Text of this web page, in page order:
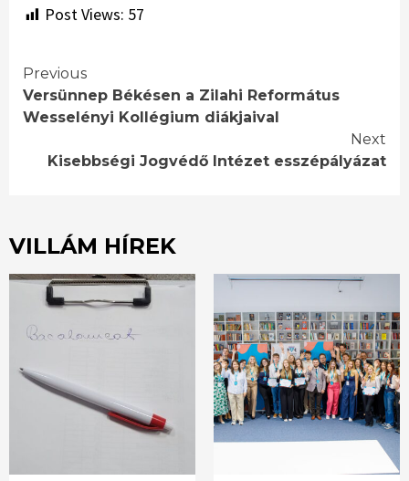
Post Views: 57
Continue
Reading
Previous
Versünnep Békésen a Zilahi Református
Wesselényi Kollégium diákjaival
Next
Kisebbségi Jogvédő Intézet esszépályázat
VILLÁM HÍREK